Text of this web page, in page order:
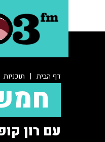
דף הבית | תוכניות
עם רון